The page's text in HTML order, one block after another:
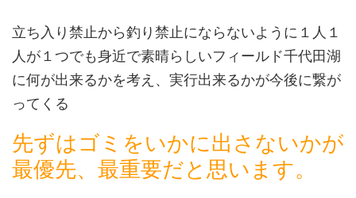
立ち入り禁止から釣り禁止にならないように１人１
人が１つでも身近で素晴らしいフィールド千代田湖
に何が出来るかを考え、実行出来るかが今後に繋が
ってくる
先ずはゴミをいかに出さないかが
最優先、最重要だと思います。